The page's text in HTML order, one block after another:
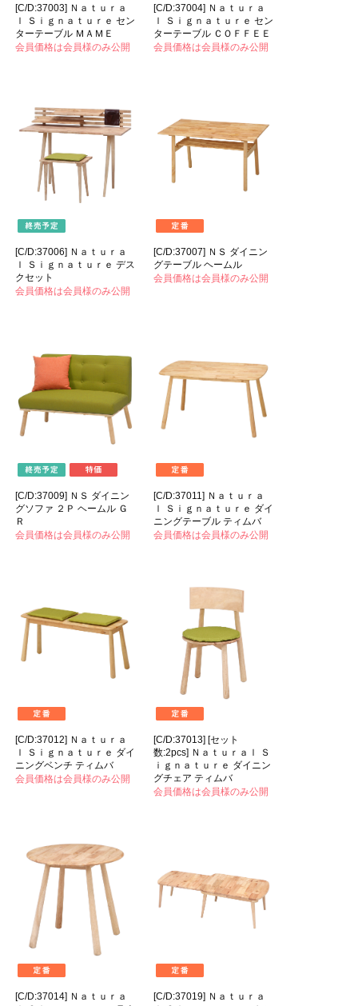
[C/D:37003] Ｎａｔｕｒａ
ｌ Ｓｉｇｎａｔｕｒｅ セン
ターテーブル ＭＡＭＥ
会員価格は会員様のみ公開
[C/D:37004] Ｎａｔｕｒａ
ｌ Ｓｉｇｎａｔｕｒｅ セン
ターテーブル ＣＯＦＦＥＥ
会員価格は会員様のみ公開
[C/D:37006] Ｎａｔｕｒａ
ｌ Ｓｉｇｎａｔｕｒｅ デス
クセット
会員価格は会員様のみ公開
[C/D:37007] ＮＳ ダイニン
グテーブル ヘームル
会員価格は会員様のみ公開
[C/D:37009] ＮＳ ダイニン
グソファ ２Ｐ ヘームル Ｇ
Ｒ
会員価格は会員様のみ公開
[C/D:37011] Ｎａｔｕｒａ
ｌ Ｓｉｇｎａｔｕｒｅ ダイ
ニングテーブル ティムバ
会員価格は会員様のみ公開
[C/D:37012] Ｎａｔｕｒａ
ｌ Ｓｉｇｎａｔｕｒｅ ダイ
ニングベンチ ティムバ
会員価格は会員様のみ公開
[C/D:37013] [セット
数:2pcs] Ｎａｔｕｒａｌ Ｓ
ｉｇｎａｔｕｒｅ ダイニン
グチェア ティムバ
会員価格は会員様のみ公開
[C/D:37014] Ｎａｔｕｒａ
[C/D:37019] Ｎａｔｕｒａ